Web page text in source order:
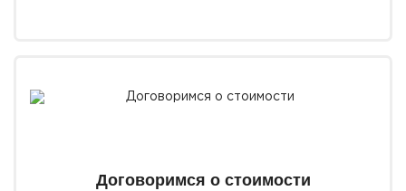
Договоримся о стоимости